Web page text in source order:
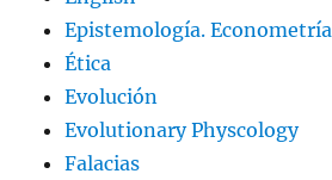
Epistemología. Econometría
Ética
Evolución
Evolutionary Physcology
Falacias